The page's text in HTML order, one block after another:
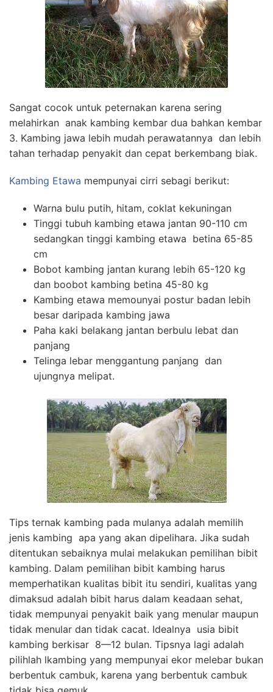
Sangat cocok untuk peternakan karena sering
melahirkan anak kambing kembar dua bahkan kembar
3. Kambing jawa lebih mudah perawatannya dan lebih
tahan terhadap penyakit dan cepat berkembang biak.
Kambing Etawa mempunyai cirri sebagi berikut:
Warna bulu putih, hitam, coklat kekuningan
Tinggi tubuh kambing etawa jantan 90-110 cm
sedangkan tinggi kambing etawa betina 65-85
cm
Bobot kambing jantan kurang lebih 65-120 kg
dan boobot kambing betina 45-80 kg
Kambing etawa memounyai postur badan lebih
besar daripada kambing jawa
Paha kaki belakang jantan berbulu lebat dan
panjang
Telinga lebar menggantung panjang dan
ujungnya melipat.
Tips ternak kambing pada mulanya adalah memilih
jenis kambing apa yang akan dipelihara. Jika sudah
ditentukan sebaiknya mulai melakukan pemilihan bibit
kambing. Dalam pemilihan bibit kambing harus
memperhatikan kualitas bibit itu sendiri, kualitas yang
dimaksud adalah bibit harus dalam keadaan sehat,
tidak mempunyai penyakit baik yang menular maupun
tidak menular dan tidak cacat. Idealnya usia bibit
kambing berkisar 8—12 bulan. Tipsnya lagi adalah
pilihlah lkambing yang mempunyai ekor melebar bukan
berbentuk cambuk, karena yang berbentuk cambuk